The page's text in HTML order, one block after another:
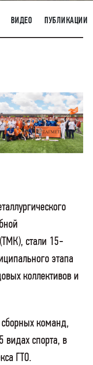
ВИДЕО ПУБЛИКАЦИИ
стали 15-
этапа
коллективов и
сборных команд,
видах спорта, в
ГТО.